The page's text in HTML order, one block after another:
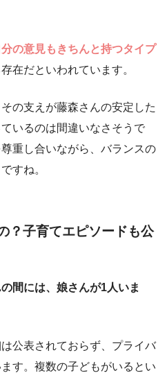
の意見もきちんと持つタイプ
在だといわれています。
の支えが藤森さんの安定した
いるのは間違いなさそうで
重し合いながら、バランスの
すね。
？子育てエピソードも公
間には、娘さんが1人いま
公表されておらず、プライバ
す。複数の子どもがいるとい